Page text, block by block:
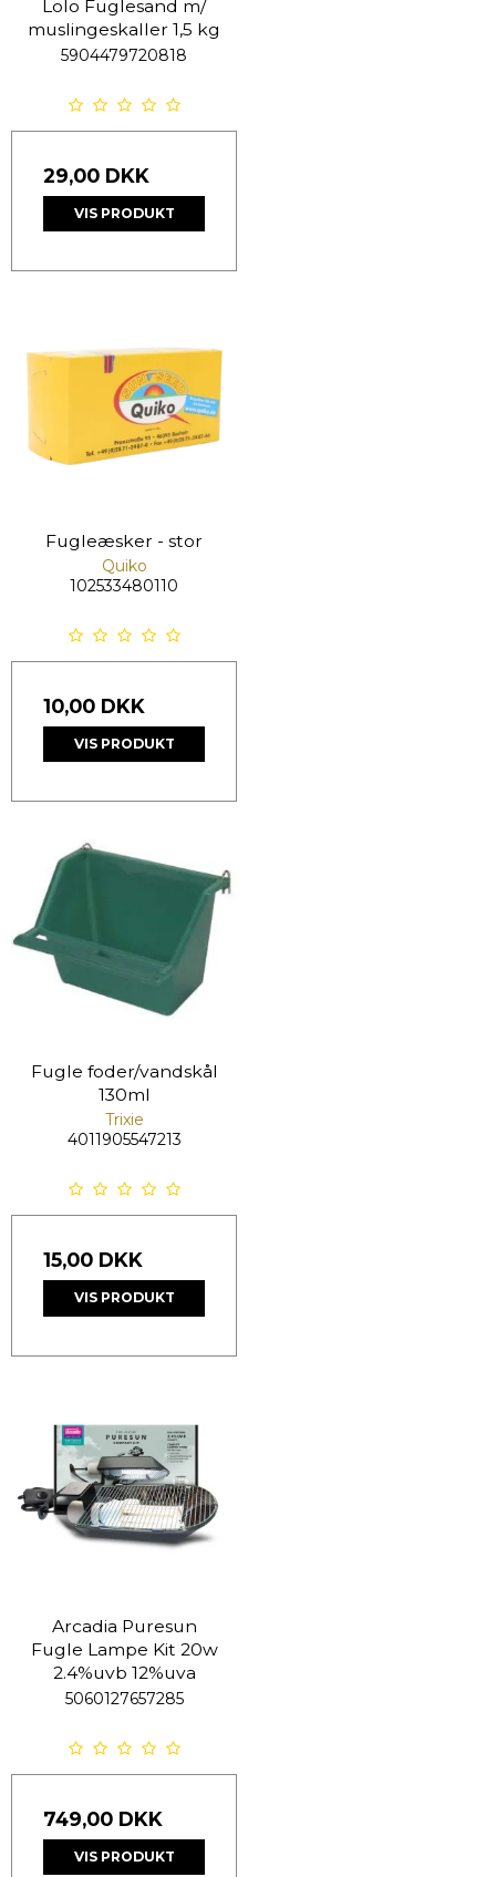
Lolo Fuglesand m/
muslingeskaller 1,5 kg
5904479720818
29,00 DKK
VIS PRODUKT
Fugleæsker - stor
Quiko
102533480110
10,00 DKK
VIS PRODUKT
Fugle foder/vandskål
130ml
Trixie
4011905547213
15,00 DKK
VIS PRODUKT
Arcadia Puresun
Fugle Lampe Kit 20w
2.4%uvb 12%uva
5060127657285
749,00 DKK
VIS PRODUKT